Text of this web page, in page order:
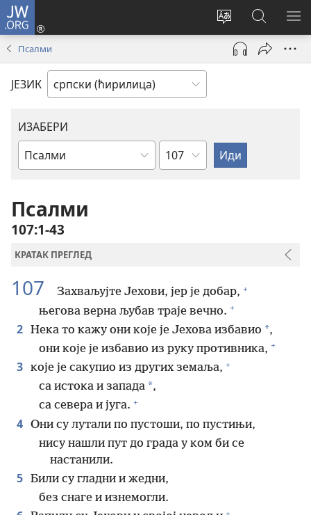
JW.ORG
Промени
језик
сајта
Пријава
(отвара
прозор)
Претрага
сајта
JW.ORG
Псалми
ЈЕЗИК
ИЗАБЕРИ
Библијска
Поглавље
Псалми
107:1-43
КРАТАК ПРЕГЛЕД
107 Захваљујте Јехови, јер је добар, +
његова верна љубав траје вечно. +
2 Нека то кажу они које је Јехова избавио *,
они које је избавио из руку противника, +
3 које је сакупио из других земаља, +
са истока и запада *,
са севера и југа. +
4 Они су лутали по пустоши, по пустињи,
нису нашли пут до града у ком би се
настанили.
5 Били су гладни и жедни,
без снаге и изнемогли.